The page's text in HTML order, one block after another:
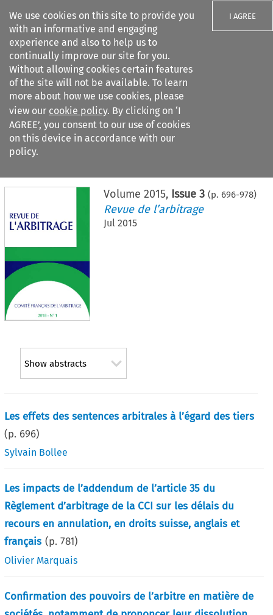
We use cookies on this site to provide you
with an informative and engaging
experience and also to help us to
continually improve our site for you.
Without allowing cookies certain features
of the site will not be available. To learn
more about how we use cookies, please
view our cookie policy. By clicking on ‘I
AGREE’, you consent to our use of cookies
on this device in accordance with our
policy.
I AGREE
Search filters
Citation search
Volume 2015, Issue 3 (p. 696-978)
Revue de l’arbitrage
Jul 2015
Show abstracts
Les effets des sentences arbitrales à l’égard des tiers
(p. 696)
Sylvain Bollee
Les impacts de l’addendum de l’article 35 du
Règlement d’arbitrage de la CCI sur les délais du
recours en annulation, en droits suisse, anglais et
français (p.781)
Olivier Marquais
Confirmation des pouvoirs de l’arbitre en matière de